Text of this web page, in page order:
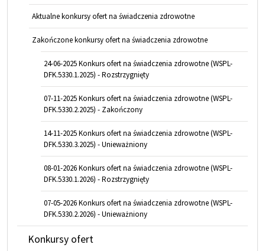
Aktualne konkursy ofert na świadczenia zdrowotne
Zakończone konkursy ofert na świadczenia zdrowotne
24-06-2025 Konkurs ofert na świadczenia zdrowotne (WSPL-
DFK.5330.1.2025) - Rozstrzygnięty
07-11-2025 Konkurs ofert na świadczenia zdrowotne (WSPL-
DFK.5330.2.2025) - Zakończony
14-11-2025 Konkurs ofert na świadczenia zdrowotne (WSPL-
DFK.5330.3.2025) - Unieważniony
08-01-2026 Konkurs ofert na świadczenia zdrowotne (WSPL-
DFK.5330.1.2026) - Rozstrzygnięty
07-05-2026 Konkurs ofert na świadczenia zdrowotne (WSPL-
DFK.5330.2.2026) - Unieważniony
Konkursy ofert